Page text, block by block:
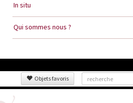
In situ
Qui sommes nous ?
Objets favoris